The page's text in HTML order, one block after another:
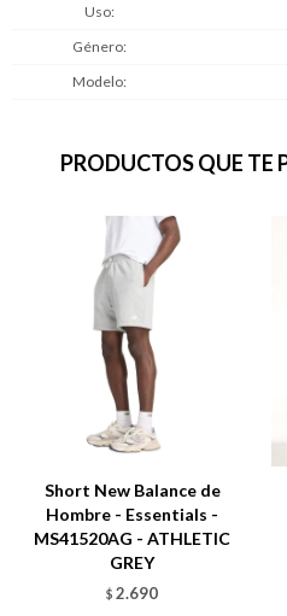
Uso
Género
Modelo
PRODUCTOS QUE TE
Short New Balance de
Hombre - Essentials -
MS41520AG - ATHLETIC
GREY
$ 2.690